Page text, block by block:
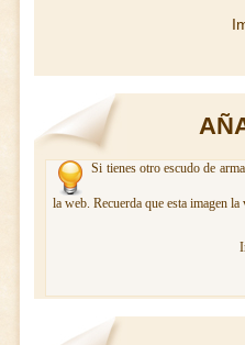
Si tienes otro escudo de
la web. Recuerda que esta imagen